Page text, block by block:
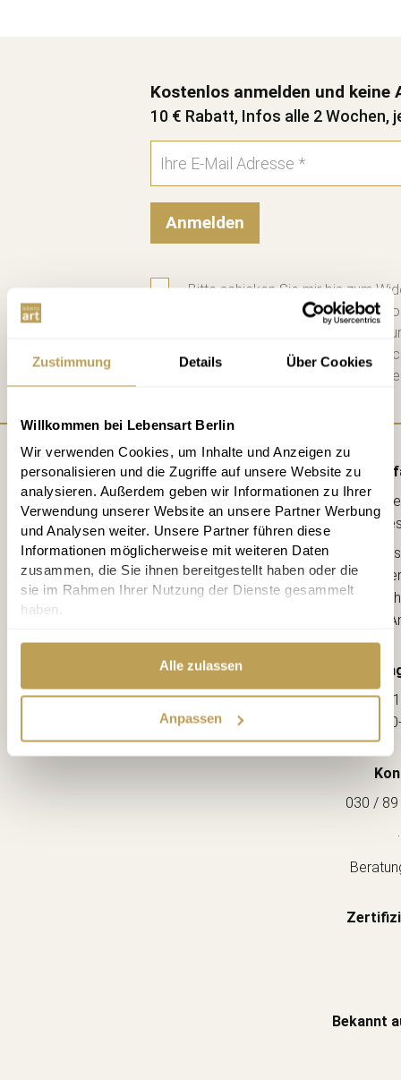
Zustimmung Details Über Cookies
Willkommen bei Lebensart Berlin
Wir verwenden Cookies, um Inhalte und Anzeigen zu
personalisieren und die Zugriffe auf unsere Website zu
analysieren. Außerdem geben wir Informationen zu Ihrer
Verwendung unserer Website an unsere Partner Werbung
und Analysen weiter. Unsere Partner führen diese
Informationen möglicherweise mit weiteren Daten
zusammen, die Sie ihnen bereitgestellt haben oder die
sie im Rahmen Ihrer Nutzung der Dienste gesammelt
haben.
Alle zulassen
Anpassen
Kostenlos anmelden und keine
10 € Rabatt, Infos alle 2 Wochen,
Anmelden
Bitte schicken Sie mir bis zum
zweiwöchigen Newsletter mit
habe ich
diese. Jederzeit abbestellbar.
Mail einen 10 € Gutschein für die
12163
(Ecke
-->
Mo-Fr:
Sa:
030 /
Bekannt